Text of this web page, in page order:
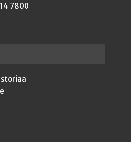
7800